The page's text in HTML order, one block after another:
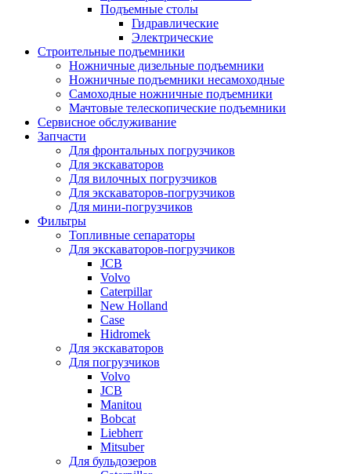
Подъемные столы
Гидравлические
Электрические
Строительные подъемники
Ножничные дизельные подъемники
Ножничные подъемники несамоходные
Самоходные ножничные подъемники
Мачтовые телескопические подъемники
Сервисное обслуживание
Запчасти
Для фронтальных погрузчиков
Для экскаваторов
Для вилочных погрузчиков
Для экскаваторов-погрузчиков
Для мини-погрузчиков
Фильтры
Топливные сепараторы
Для экскаваторов-погрузчиков
JCB
Volvo
Caterpillar
New Holland
Case
Hidromek
Для экскаваторов
Для погрузчиков
Volvo
JCB
Manitou
Bobcat
Liebherr
Mitsuber
Для бульдозеров